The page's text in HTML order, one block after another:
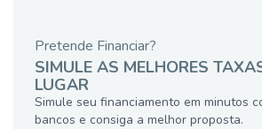
Pretende Financiar?
SIMULE AS MELHORES
LUGAR
Simule seu financiamento em minutos
bancos e consiga a melhor proposta.